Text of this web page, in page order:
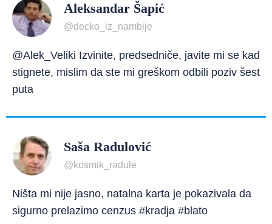
Aleksandar Šapić
@decko_iz_nambije
@Alek_Veliki Izvinite, predsedniče, javite mi se kad
stignete, mislim da ste mi greškom odbili poziv šest
puta
Saša Radulović
@kosmik_radule
Ništa mi nije jasno, natalna karta je pokazivala da
sigurno prelazimo cenzus #kradja #blato